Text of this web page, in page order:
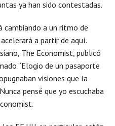
ya han sido contestadas.
cambiando a un ritmo de
a partir de aquí.
The Economist, publicó
“Elogio de un pasaporte
visiones que la
pensé que yo escuchaba